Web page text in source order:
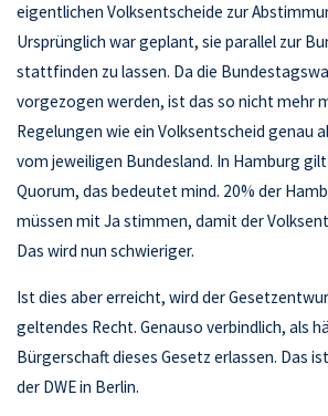
eigentlichen Volksentscheide zur
Ursprünglich war geplant, sie parallel zur
stattfinden zu lassen. Da die
vorgezogen werden, ist das so nicht mehr
Regelungen wie ein Volksentscheid genau
vom jeweiligen Bundesland. In Hamburg
Quorum, das bedeutet mind. 20% der
müssen mit Ja stimmen, damit der
Das wird nun schwieriger.
Ist dies aber erreicht, wird der
geltendes Recht. Genauso verbindlich, als
Bürgerschaft dieses Gesetz erlassen. Das
der DWE in Berlin.